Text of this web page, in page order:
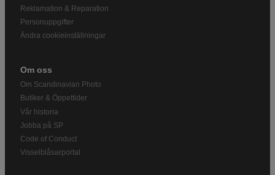
Reklamation & Reparation
Personuppgifter
Ändra cookieinställningar
Om oss
Om Scandinavian Photo
Butiker & Öppettider
Vår historia
Jobba på SP
Code of Conduct
Visselblåsarportal